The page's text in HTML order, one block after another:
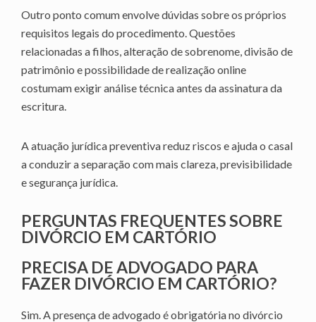
Outro ponto comum envolve dúvidas sobre os próprios
requisitos legais do procedimento. Questões
relacionadas a filhos, alteração de sobrenome, divisão de
patrimônio e possibilidade de realização online
costumam exigir análise técnica antes da assinatura da
escritura.
A atuação jurídica preventiva reduz riscos e ajuda o casal
a conduzir a separação com mais clareza, previsibilidade
e segurança jurídica.
PERGUNTAS FREQUENTES SOBRE
DIVÓRCIO EM CARTÓRIO
PRECISA DE ADVOGADO PARA
FAZER DIVÓRCIO EM CARTÓRIO?
Sim. A presença de advogado é obrigatória no divórcio